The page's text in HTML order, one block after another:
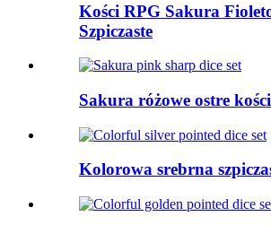
Kości RPG Sakura
Szpiczaste
Sakura różowe ostre
Kolorowa srebrna